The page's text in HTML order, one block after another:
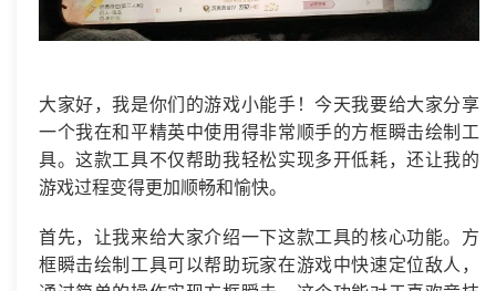
大家好，我是你们的游戏小能手！今天我要给大家分享
一个我在和平精英中使用得非常顺手的方框瞬击绘制工
具。这款工具不仅帮助我轻松实现多开低耗，还让我的
游戏过程变得更加顺畅和愉快。
首先，让我来给大家介绍一下这款工具的核心功能。方
框瞬击绘制工具可以帮助玩家在游戏中快速定位敌人，